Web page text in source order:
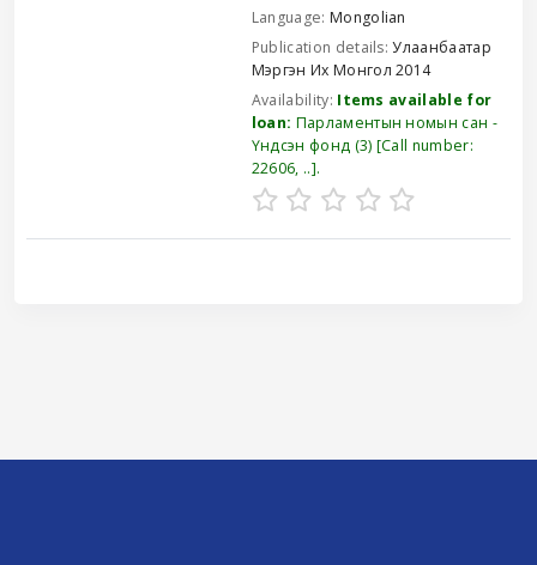
Language: Mongolian
Publication details:Улаанбаатар
Мэргэн Их Монгол 2014
Availability: Items available for
loan: Парламентын номын сан -
Үндсэн фонд (3) Call number:
22606, .. .